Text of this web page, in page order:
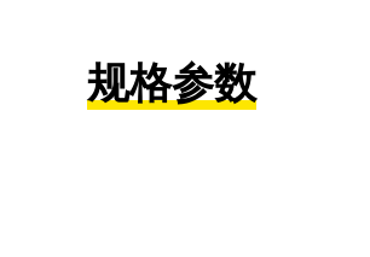
规格参数